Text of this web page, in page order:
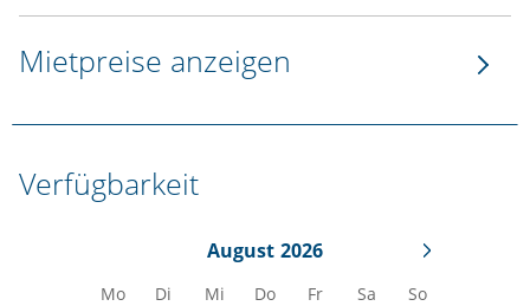
Mietpreise anzeigen
Verfügbarkeit
August 2026
Mo Di Mi Do Fr Sa So